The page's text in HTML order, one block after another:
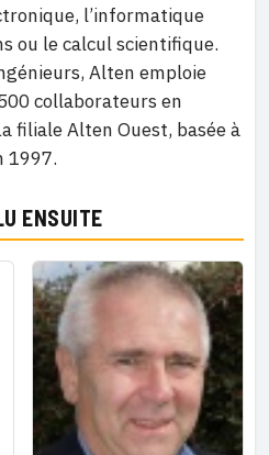
l’informatique
ou le calcul scientifique.
Alten emploie
collaborateurs en
filiale Alten Ouest, basée à
1997.
ENSUITE